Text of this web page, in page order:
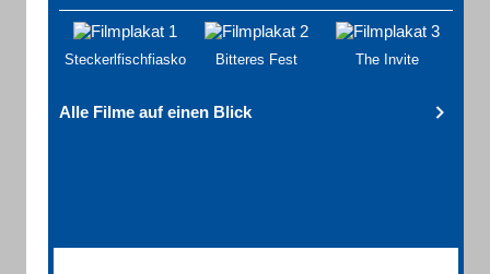
Steckerlfischfiasko Bitteres Fest The Invite
Alle Filme auf einen Blick